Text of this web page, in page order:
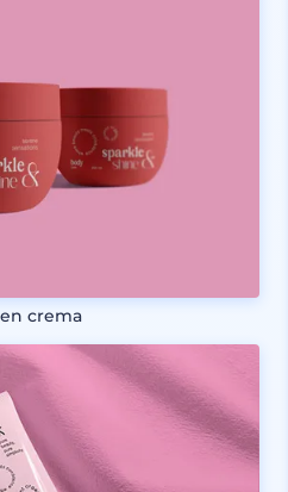
crema